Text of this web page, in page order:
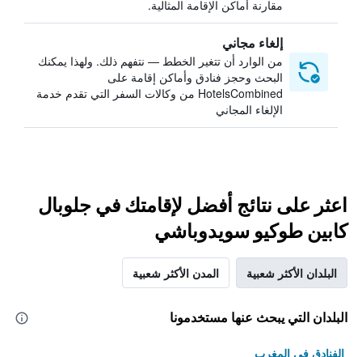
مقارنة أماكن الإقامة المثالية.
إلغاء مجاني
من الوارد أن تتغير الخطط — نتفهم ذلك. ولهذا يمكنك
البحث وحجز فنادق وأماكن إقامة على
HotelsCombined من وكالات السفر التي تقدم خدمة
الإلغاء المجاني
اعثر على نتائج أفضل لإقامتك في جلوبال
كابين طوكيو سويدوباشي
البلدان الأكثر شعبية المدن الأكثر شعبية
البلدان التي يبحث عنها مستخدمونا
الفنادق في المغرب